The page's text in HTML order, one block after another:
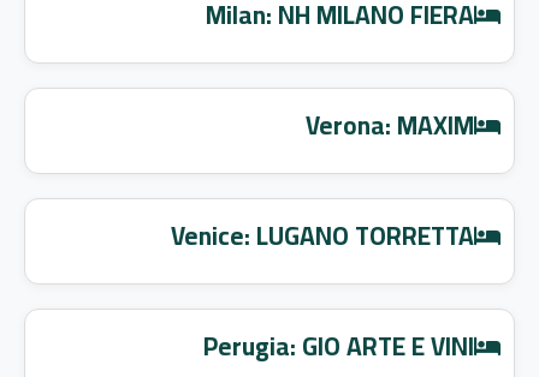
Milan: NH MILANO FIERA
Verona: MAXIM
Venice: LUGANO TORRETTA
Perugia: GIO ARTE E VINI